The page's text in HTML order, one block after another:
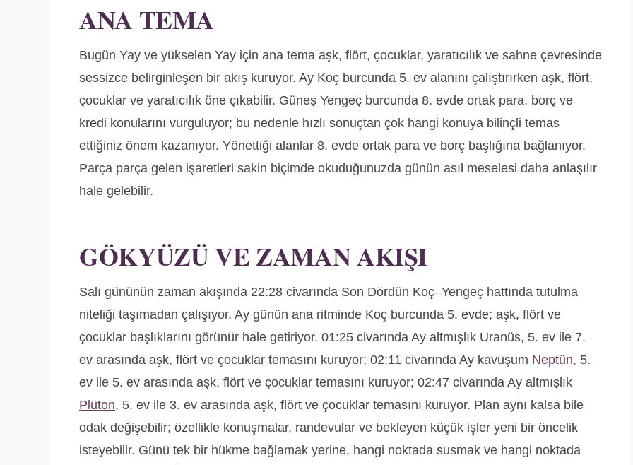
ANA TEMA
Bugün Yay ve yükselen Yay için ana tema aşk, flört, çocuklar, yaratıcılık ve sahne çevresinde
sessizce belirginleşen bir akış kuruyor. Ay Koç burcunda 5. ev alanını çalıştırırken aşk, flört,
çocuklar ve yaratıcılık öne çıkabilir. Güneş Yengeç burcunda 8. evde ortak para, borç ve
kredi konularını vurguluyor; bu nedenle hızlı sonuçtan çok hangi konuya bilinçli temas
ettiğiniz önem kazanıyor. Yönettiği alanlar 8. evde ortak para ve borç başlığına bağlanıyor.
Parça parça gelen işaretleri sakin biçimde okuduğunuzda günün asıl meselesi daha anlaşılır
hale gelebilir.
GÖKYÜZÜ VE ZAMAN AKIŞI
Salı gününün zaman akışında 22:28 civarında Son Dördün Koç–Yengeç hattında tutulma
niteliği taşımadan çalışıyor. Ay günün ana ritminde Koç burcunda 5. evde; aşk, flört ve
çocuklar başlıklarını görünür hale getiriyor. 01:25 civarında Ay altmışlık Uranüs, 5. ev ile 7.
ev arasında aşk, flört ve çocuklar temasını kuruyor; 02:11 civarında Ay kavuşum Neptün, 5.
ev ile 5. ev arasında aşk, flört ve çocuklar temasını kuruyor; 02:47 civarında Ay altmışlık
Plüton, 5. ev ile 3. ev arasında aşk, flört ve çocuklar temasını kuruyor. Plan aynı kalsa bile
odak değişebilir; özellikle konuşmalar, randevular ve bekleyen küçük işler yeni bir öncelik
isteyebilir. Günü tek bir hükme bağlamak yerine, hangi noktada susmak ve hangi noktada